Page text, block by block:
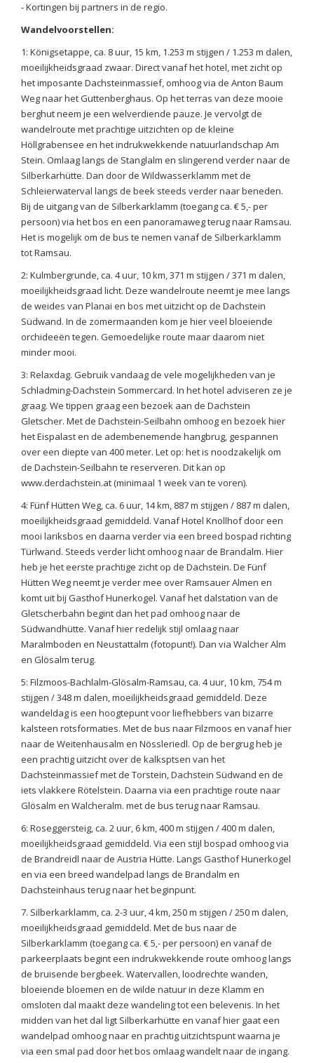
- Kortingen bij partners in de regio.
Wandelvoorstellen:
1: Königsetappe, ca. 8 uur, 15 km, 1.253 m stijgen / 1.253 m dalen,
moeilijkheidsgraad zwaar. Direct vanaf het hotel, met zicht op
het imposante Dachsteinmassief, omhoog via de Anton Baum
Weg naar het Guttenberghaus. Op het terras van deze mooie
berghut neem je een welverdiende pauze. Je vervolgt de
wandelroute met prachtige uitzichten op de kleine
Höllgrabensee en het indrukwekkende natuurlandschap Am
Stein. Omlaag langs de Stanglalm en slingerend verder naar de
Silberkarhütte. Dan door de Wildwasserklamm met de
Schleierwaterval langs de beek steeds verder naar beneden.
Bij de uitgang van de Silberkarklamm (toegang ca. € 5,- per
persoon) via het bos en een panoramaweg terug naar Ramsau.
Het is mogelijk om de bus te nemen vanaf de Silberkarklamm
tot Ramsau.
2: Kulmbergrunde, ca. 4 uur, 10 km, 371 m stijgen / 371 m dalen,
moeilijkheidsgraad licht. Deze wandelroute neemt je mee langs
de weides van Planai en bos met uitzicht op de Dachstein
Südwand. In de zomermaanden kom je hier veel bloeiende
orchideeën tegen. Gemoedelijke route maar daarom niet
minder mooi.
3: Relaxdag. Gebruik vandaag de vele mogelijkheden van je
Schladming-Dachstein Sommercard. In het hotel adviseren ze je
graag. We tippen graag een bezoek aan de Dachstein
Gletscher. Met de Dachstein-Seilbahn omhoog en bezoek hier
het Eispalast en de adembenemende hangbrug, gespannen
over een diepte van 400 meter. Let op: het is noodzakelijk om
de Dachstein-Seilbahn te reserveren. Dit kan op
www.derdachstein.at (minimaal 1 week van te voren).
4: Fünf Hütten Weg, ca. 6 uur, 14 km, 887 m stijgen / 887 m dalen,
moeilijkheidsgraad gemiddeld. Vanaf Hotel Knollhof door een
mooi lariksbos en daarna verder via een breed bospad richting
Türlwand. Steeds verder licht omhoog naar de Brandalm. Hier
heb je het eerste prachtige zicht op de Dachstein. De Fünf
Hütten Weg neemt je verder mee over Ramsauer Almen en
komt uit bij Gasthof Hunerkogel. Vanaf het dalstation van de
Gletscherbahn begint dan het pad omhoog naar de
Südwandhütte. Vanaf hier redelijk stijl omlaag naar
Maralmboden en Neustattalm (fotopunt!). Dan via Walcher Alm
en Glösalm terug.
5: Filzmoos-Bachlalm-Glösalm-Ramsau, ca. 4 uur, 10 km, 754 m
stijgen / 348 m dalen, moeilijkheidsgraad gemiddeld. Deze
wandeldag is een hoogtepunt voor liefhebbers van bizarre
kalsteen rotsformaties. Met de bus naar Filzmoos en vanaf hier
naar de Weitenhausalm en Nössleriedl. Op de bergrug heb je
een prachtig uitzicht over de kalksptsen van het
Dachsteinmassief met de Torstein, Dachstein Südwand en de
iets vlakkere Rötelstein. Daarna via een prachtige route naar
Glösalm en Walcheralm. met de bus terug naar Ramsau.
6: Roseggersteig, ca. 2 uur, 6 km, 400 m stijgen / 400 m dalen,
moeilijkheidsgraad gemiddeld. Via een stijl bospad omhoog via
de Brandreidl naar de Austria Hütte. Langs Gasthof Hunerkogel
en via een breed wandelpad langs de Brandalm en
Dachsteinhaus terug naar het beginpunt.
7. Silberkarklamm, ca. 2-3 uur, 4 km, 250 m stijgen / 250 m dalen,
moeilijkheidsgraad gemiddeld. Met de bus naar de
Silberkarklamm (toegang ca. € 5,- per persoon) en vanaf de
parkeerplaats begint een indrukwekkende route omhoog langs
de bruisende bergbeek. Watervallen, loodrechte wanden,
bloeiende bloemen en de wilde natuur in deze Klamm en
omsloten dal maakt deze wandeling tot een belevenis. In het
midden van het dal ligt Silberkarhütte en vanaf hier gaat een
wandelpad omhoog naar en prachtig uitzichtspunt waarna je
via een smal pad door het bos omlaag wandelt naar de ingang.